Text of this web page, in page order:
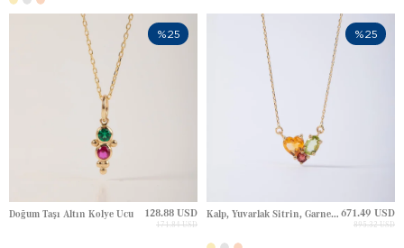
Doğum Taşı Altın Kolye Ucu 128.88 USD
171.84 USD
%25
Kalp, Yuvarlak Sitrin, Garnet Peridot Aşk Buketi Renkli Doğal Taşlı Kalp Altın Kolye 671.49 USD
895.32 USD
%25